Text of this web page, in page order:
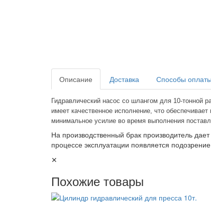
Описание
Доставка Способы оплаты
Гидравлический насос со шлангом для 10-тонной
имеет качественное исполнение, что
минимальное усилие во время выполнения
На производственный брак производитель
процессе эксплуатации появляется
✕
Похожие товары